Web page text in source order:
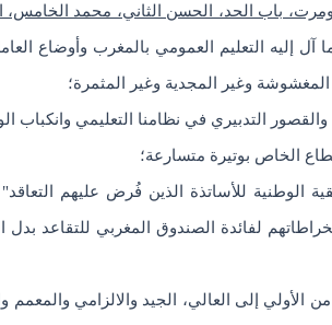
باب الحد، الحسن الثاني، محمد الخامس،
وللاحتجاج على ما آل إليه التعليم العمومي بالمغرب
وغير المجدية وغير المثمرة؛
التدبيري في نظامنا التعليمي وانكباب
الخاص بوتيرة متسارعة؛
الوطنية للأساتذة الذين فُرض عليهم التعاقد"
لفائدة الصندوق المغربي للتقاعد
إلى العالي، الجيد والالزامي والمعمم